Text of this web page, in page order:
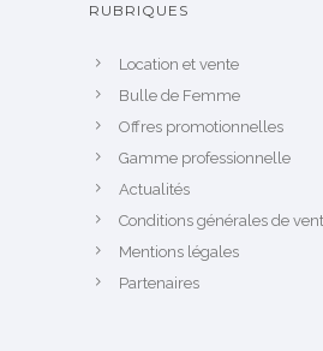
RUBRIQUES
Location et vente
Bulle de Femme
Offres promotionnelles
Gamme professionnelle
Actualités
Conditions générales de
Mentions légales
Partenaires